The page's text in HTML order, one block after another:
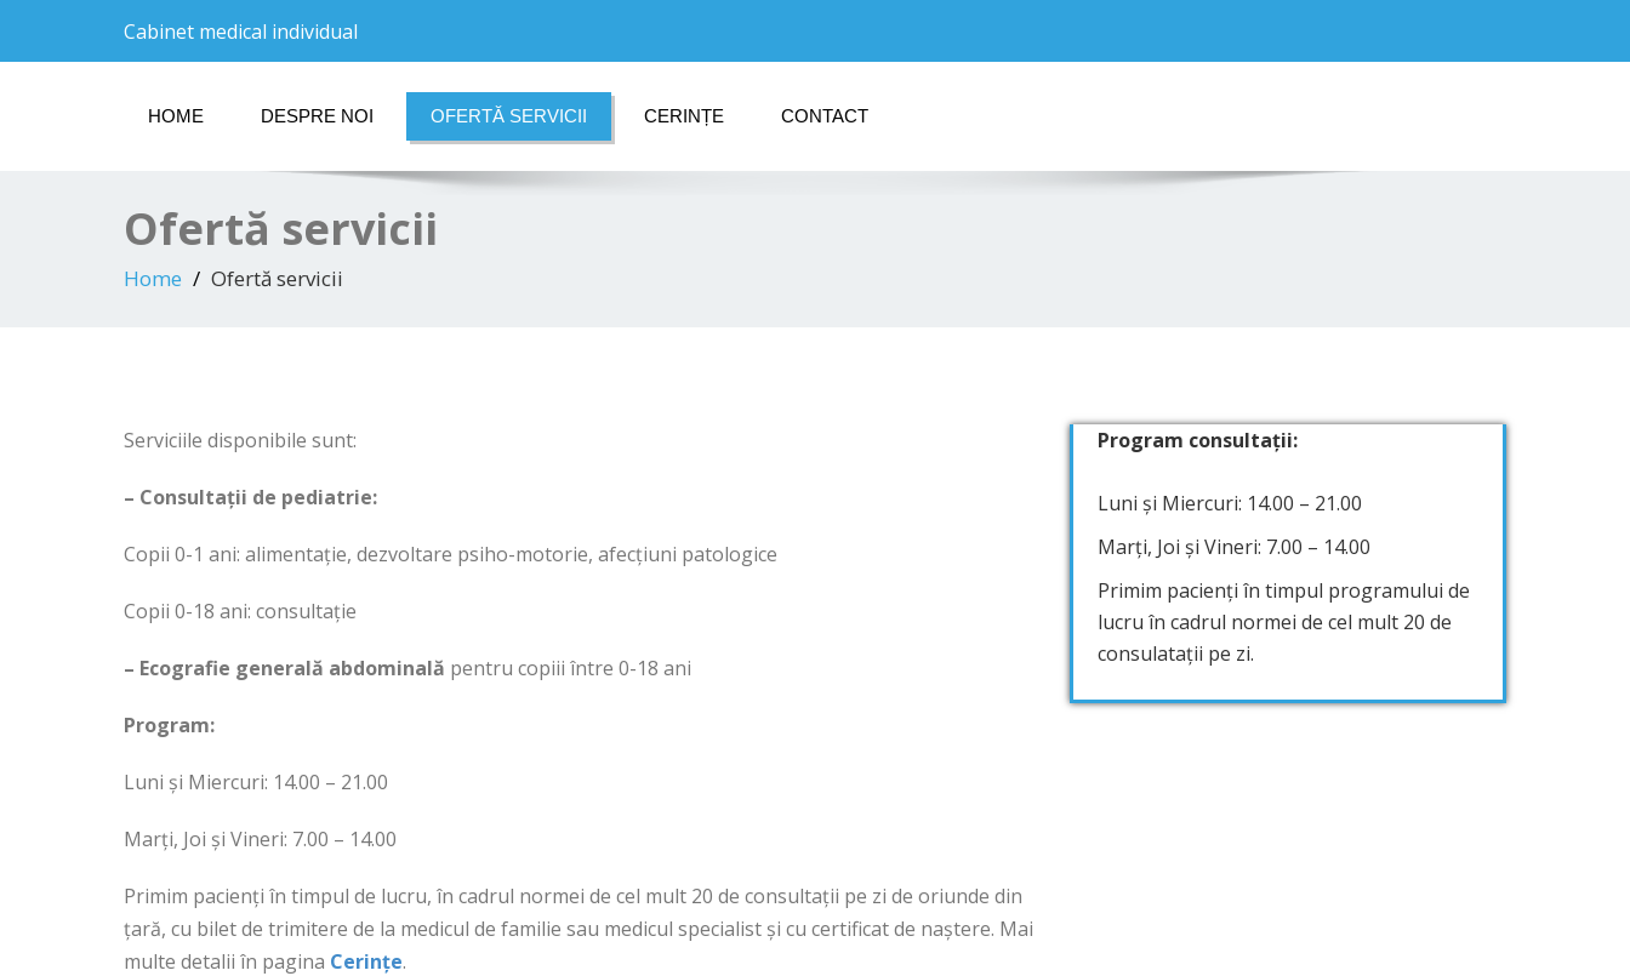
Cabinet medical individual
HOME DESPRE NOI OFERTĂ SERVICII CERINȚE CONTACT
Ofertă servicii
Home Ofertă servicii
Serviciile disponibile sunt:
– Consultații de pediatrie:
Copii 0-1 ani: alimentație, dezvoltare psiho-motorie, afecțiuni patologice
Copii 0-18 ani: consultație
– Ecografie generală abdominală pentru copiii între 0-18 ani
Program:
Luni și Miercuri: 14.00 – 21.00
Marți, Joi și Vineri: 7.00 – 14.00
Primim pacienți în timpul de lucru, în cadrul normei de cel mult 20 de consultații pe zi de oriunde din
țară, cu bilet de trimitere de la medicul de familie sau medicul specialist și cu certificat de naștere. Mai
multe detalii în pagina Cerințe.
Program consultații:
Luni și Miercuri: 14.00 – 21.00
Marți, Joi și Vineri: 7.00 – 14.00
Primim pacienți în timpul programului de
lucru în cadrul normei de cel mult 20 de
consulatații pe zi.